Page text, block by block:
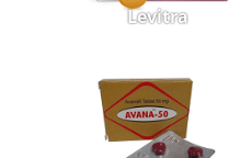
Levitra